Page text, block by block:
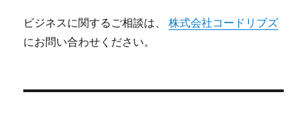
ビジネスに関するご相談は、株式会社コードリブズ
にお問い合わせください。